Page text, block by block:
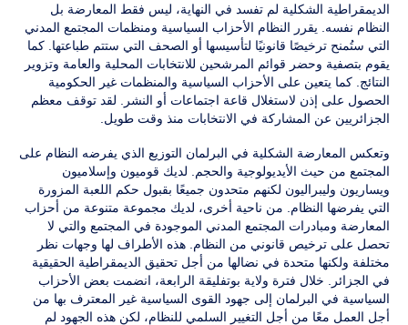
الديمقراطية الشكلية لم تفسد في النهاية، ليس فقط المعارضة بل
النظام نفسه. يقرر النظام الأحزاب السياسية ومنظمات المجتمع المدني
التي ستُمنح ترخيصًا قانونيًا لتأسيسها أو الصحف التي ستتم طباعتها. كما
يقوم بتصفية وحضر قوائم المرشحين للانتخابات المحلية والعامة وتزوير
النتائج. كما يتعين على الأحزاب السياسية والمنظمات غير الحكومية
الحصول على إذن لاستغلال قاعة اجتماعات أو النشر. لقد توقف معظم
الجزائريين عن المشاركة في الانتخابات منذ وقت طويل.
وتعكس المعارضة الشكلية في البرلمان التوزيع الذي يفرضه النظام على
المجتمع من حيث الأيديولوجية والحجم. لديك قوميون وإسلاميون
ويساريون وليبراليون لكنهم متحدون جميعًا بقبول حكم اللعبة المزورة
التي يفرضها النظام. من ناحية أخرى، لديك مجموعة متنوعة من أحزاب
المعارضة ومبادرات المجتمع المدني الموجودة في المجتمع والتي لا
تحصل على ترخيص قانوني من النظام. هذه الأطراف لها وجهات نظر
مختلفة ولكنها متحدة في نضالها من أجل تحقيق الديمقراطية الحقيقية
في الجزائر. خلال فترة ولاية بوتفليقة الرابعة، انضمت بعض الأحزاب
السياسية في البرلمان إلى جهود القوى السياسية غير المعترف بها من
أجل العمل معًا من أجل التغيير السلمي للنظام، لكن هذه الجهود لم